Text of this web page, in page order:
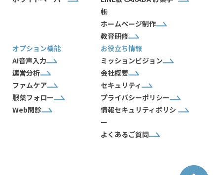
帳
ホームページ制作
教育研修
オプション機能
AI音声入力
運営分析
ファムケア
服薬フォロー
Web問診
お役立ち情報
ミッションビジョン
会社概要
セキュリティ
プライバシーポリシー
情報セキュリティポリシ
ー
よくあるご質問